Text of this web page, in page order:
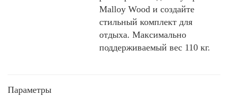
Malloy Wood и создайте
стильный комплект для
отдыха. Максимально
поддерживаемый вес 110 кг.
Параметры